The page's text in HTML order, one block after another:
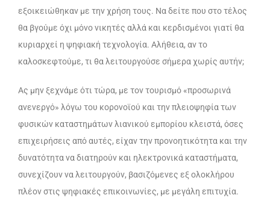
εξοικειώθηκαν με την χρήση τους. Να δείτε που στο τέλος
θα βγούμε όχι μόνο νικητές αλλά και κερδισμένοι γιατί θα
κυριαρχεί η ψηφιακή τεχνολογία. Αλήθεια, αν το
καλοσκεφτούμε, τι θα λειτουργούσε σήμερα χωρίς αυτήν;
Ας μην ξεχνάμε ότι τώρα, με τον τουρισμό «προσωρινά
ανενεργό» λόγω του κορονοϊού και την πλειοψηφία των
φυσικών καταστημάτων λιανικού εμπορίου κλειστά, όσες
επιχειρήσεις από αυτές, είχαν την προνοητικότητα και την
δυνατότητα να διατηρούν και ηλεκτρονικά καταστήματα,
συνεχίζουν να λειτουργούν, βασιζόμενες εξ ολοκλήρου
πλέον στις ψηφιακές επικοινωνίες, με μεγάλη επιτυχία.